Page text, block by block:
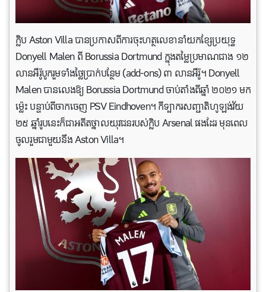
ក្លិប Aston Villa បានប្រកាសពីការចុះហត្ថលេខានាំយកខ្សែប្រយុទ្ធ
Donyell Malen ពី Borussia Dortmund ក្នុងតម្លៃប្រមាណជាង ១២
លានអឺរ៉ូបូករួមទាំងថ្លៃប្រាក់បន្ថែម (add-ons) ៣ លានអឺរ៉ូ។ Donyell
Malen បានលេងឱ្យ Borussia Dortmund ចាប់តាំងពីឆ្នាំ ២០២១ មក
ម្ល៉េះ បន្ទាប់ពីចាកចេញ PSV Eindhoven។ កីទ្បាករសញ្ជាតិហូឡង់វ័យ
២៥ ឆ្នាំរូបនេះក៏ជាអតីតថ្នាលយុវជនរបស់ក្លិប Arsenal ផងដែរ មុនពេល
ចូលរួមជាមួយនឹង Aston Villa។